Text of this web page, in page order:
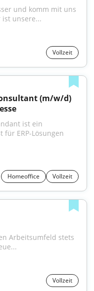
und komm mit uns
ist unsere...
Vollzeit
ist ein
ERP-Lösungen
Homeoffice Vollzeit
Arbeitsumfeld stets
Vollzeit